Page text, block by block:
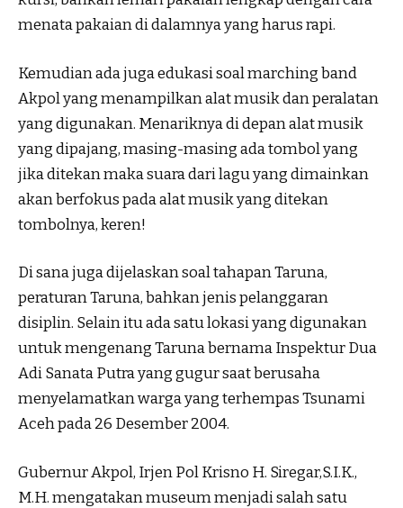
menata pakaian di dalamnya yang harus rapi.
Kemudian ada juga edukasi soal marching band
Akpol yang menampilkan alat musik dan peralatan
yang digunakan. Menariknya di depan alat musik
yang dipajang, masing-masing ada tombol yang
jika ditekan maka suara dari lagu yang dimainkan
akan berfokus pada alat musik yang ditekan
tombolnya, keren!
Di sana juga dijelaskan soal tahapan Taruna,
peraturan Taruna, bahkan jenis pelanggaran
disiplin. Selain itu ada satu lokasi yang digunakan
untuk mengenang Taruna bernama Inspektur Dua
Adi Sanata Putra yang gugur saat berusaha
menyelamatkan warga yang terhempas Tsunami
Aceh pada 26 Desember 2004.
Gubernur Akpol, Irjen Pol Krisno H. Siregar,S.I.K.,
M.H. mengatakan museum menjadi salah satu